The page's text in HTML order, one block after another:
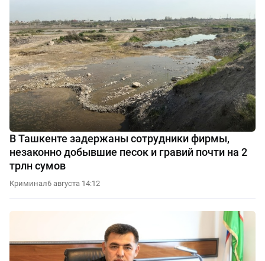
В Ташкенте задержаны сотрудники фирмы,
незаконно добывшие песок и гравий почти на 2
трлн сумов
Криминал6 августа 14:12